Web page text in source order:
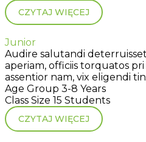
CZYTAJ WIĘCEJ
Junior
Audire salutandi deterruisset
aperiam, officiis torquatos
assentior nam, vix eligendi
Age Group 3-8 Years
Class Size 15 Students
CZYTAJ WIĘCEJ